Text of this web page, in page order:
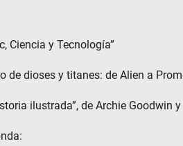
Ciencia y Tecnología”
de dioses y titanes: de Alien a
ilustrada”, de Archie Goodwin